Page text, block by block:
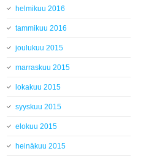
helmikuu 2016
tammikuu 2016
joulukuu 2015
marraskuu 2015
lokakuu 2015
syyskuu 2015
elokuu 2015
heinäkuu 2015